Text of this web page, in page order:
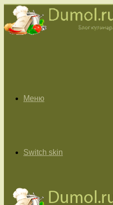
Меню
Switch skin